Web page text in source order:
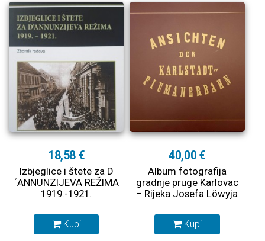
18,58 €
Izbjeglice i štete za D
´ANNUNZIJEVA REŽIMA
1919.-1921.
Kupi
40,00 €
Album fotografija
gradnje pruge Karlovac
– Rijeka Josefa Löwyja
Kupi